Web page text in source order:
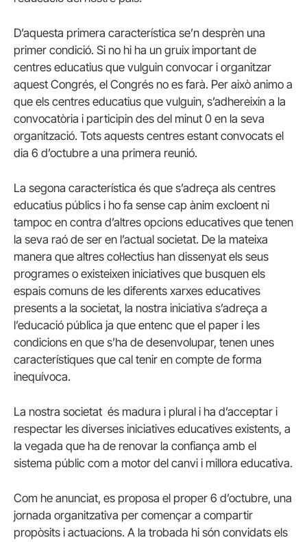
D’aquesta primera característica se’n desprèn una
primer condició. Si no hi ha un gruix important de
centres educatius que vulguin convocar i organitzar
aquest Congrés, el Congrés no es farà. Per això animo a
que els centres educatius que vulguin, s’adhereixin a la
convocatòria i participin des del minut 0 en la seva
organització. Tots aquests centres estant convocats el
dia 6 d’octubre a una primera reunió.
La segona característica és que s’adreça als centres
educatius públics i ho fa sense cap ànim excloent ni
tampoc en contra d’altres opcions educatives que tenen
la seva raó de ser en l’actual societat. De la mateixa
manera que altres col·lectius han dissenyat els seus
programes o existeixen iniciatives que busquen els
espais comuns de les diferents xarxes educatives
presents a la societat, la nostra iniciativa s’adreça a
l’educació pública ja que entenc que el paper i les
condicions en que s’ha de desenvolupar, tenen unes
característiques que cal tenir en compte de forma
inequívoca.
La nostra societat és madura i plural i ha d’acceptar i
respectar les diverses iniciatives educatives existents, a
la vegada que ha de renovar la confiança amb el
sistema públic com a motor del canvi i millora educativa.
Com he anunciat, es proposa el proper 6 d’octubre, una
jornada organitzativa per començar a compartir
propòsits i actuacions. A la trobada hi són convidats els